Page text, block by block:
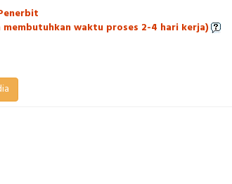
membutuhkan waktu proses 2-4 hari kerja)